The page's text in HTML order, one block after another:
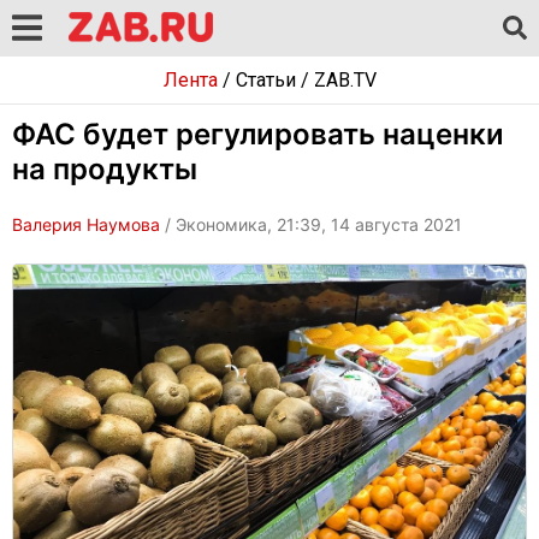
Лента/ Статьи/ ZAB.TV
ФАС будет регулировать наценки
на продукты
Валерия Наумова / Экономика, 21:39, 14 августа 2021